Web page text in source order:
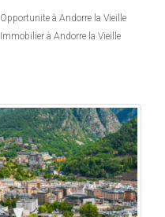
Opportunite à Andorre la Vieille
Immobilier à Andorre la Vieille